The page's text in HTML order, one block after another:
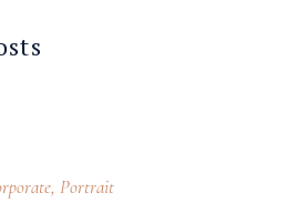
, Portrait